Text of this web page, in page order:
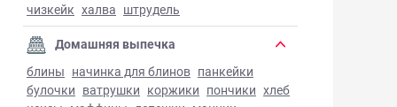
чизкейк халва штрудель
Домашняя выпечка
блины начинка для блинов панкейки
булочки ватрушки коржики пончики хлеб